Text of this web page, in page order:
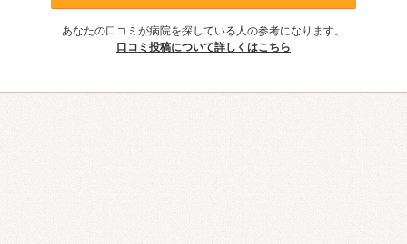
あなたの口コミが病院を探している人の参考になります。
口コミ投稿について詳しくはこちら